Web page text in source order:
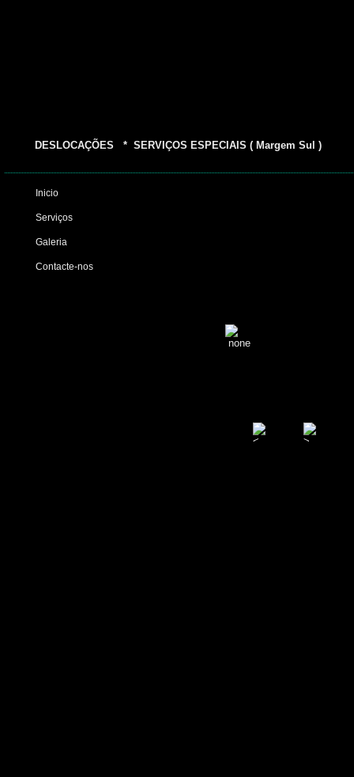
DESLOCAÇÕES * SERVIÇOS ESPECIAIS ( Margem Sul )
Inicio
Serviços
Contacte-nos
Galeria